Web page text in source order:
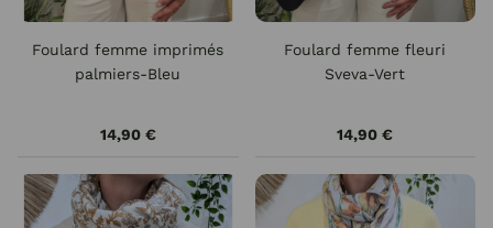
Foulard femme imprimés
palmiers-Bleu
14,90 €
Foulard femme fleuri
Sveva-Vert
14,90 €